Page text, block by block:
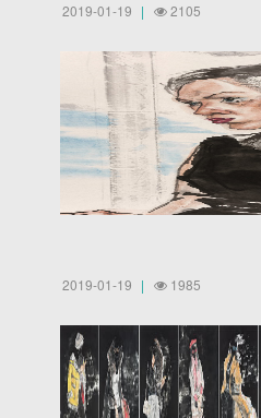
2019-01-19 2105
2019-01-19 1985